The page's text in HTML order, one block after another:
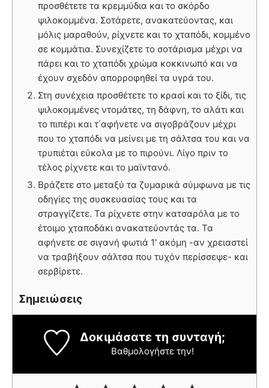
προσθέτετε τα κρεμμύδια και το σκόρδο
ψιλοκομμένα. Σοτάρετε, ανακατεύοντας, και
μόλις μαραθούν, ρίχνετε και το χταπόδι, κομμένο
σε κομμάτια. Συνεχίζετε το σοτάρισμα μέχρι να
πάρει και το χταπόδι χρώμα κοκκινωπό και να
έχουν σχεδόν απορροφηθεί τα υγρά του.
Στη συνέχεια προσθέτετε το κρασί και το ξίδι, τις
ψιλοκομμένες ντομάτες, τη δάφνη, το αλάτι και
το πιπέρι και τ΄αφήνετε να σιγοβράζουν μέχρι
που το χταπόδι να μείνει με τη σάλτσα του και να
τρυπιέται εύκολα με το πιρούνι. Λίγο πριν το
τέλος ρίχνετε και το μαϊντανό.
Βράζετε στο μεταξύ τα ζυμαρικά σύμφωνα με τις
οδηγίες της συσκευασίας τους και τα
στραγγίζετε. Τα ρίχνετε στην κατσαρόλα με το
έτοιμο χταποδάκι ανακατεύοντάς τα. Τα
αφήνετε σε σιγανή φωτιά 1' ακόμη -αν χρειαστεί
να τραβήξουν σάλτσα που τυχόν περίσσεψε- και
σερβίρετε.
Σημειώσεις
Δοκιμάσατε τη συνταγή;
Βαθμολογήστε την!